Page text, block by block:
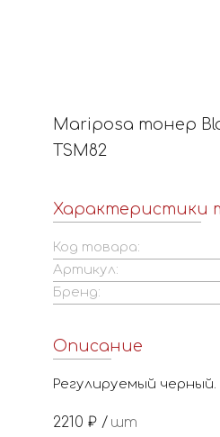
Mariposa тонер
TSM82
Характеристики
Код товара:
Артикул:
Бренд:
Описание
Регулируемый черный.
2210 ₽ / шт